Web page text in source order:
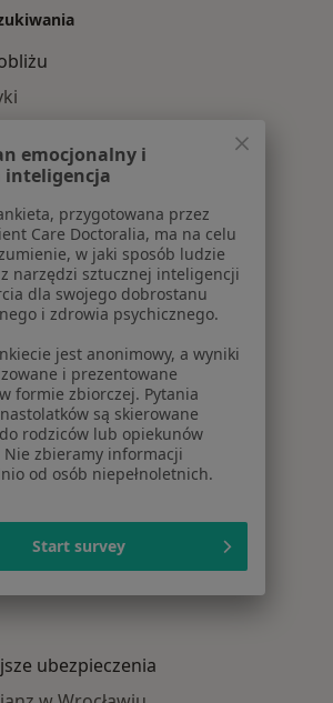
Miasto
Pole
Chirurdzy w pobliżu
choroby
w Wrocławiu
w Wrocławiu
w Wrocławiu
ubezpieczenia
emocjonalny i
inteligencja
przygotowana przez
Care Doctoralia, ma na celu
w jaki sposób ludzie
narzędzi sztucznej inteligencji
dla swojego dobrostanu
i zdrowia psychicznego.
jest anonimowy, a wyniki
i prezentowane
formie zbiorczej. Pytania
są skierowane
rodziców lub opiekunów
Nie zbieramy informacji
od osób niepełnoletnich.
Start survey